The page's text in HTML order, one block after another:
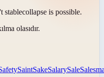
stablecollapse is possible.
olasıdır.
SaintSakeSalarySale